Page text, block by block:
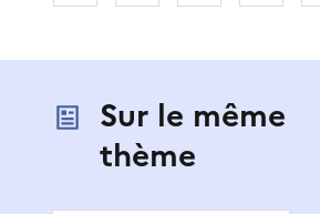
Sur le même
thème